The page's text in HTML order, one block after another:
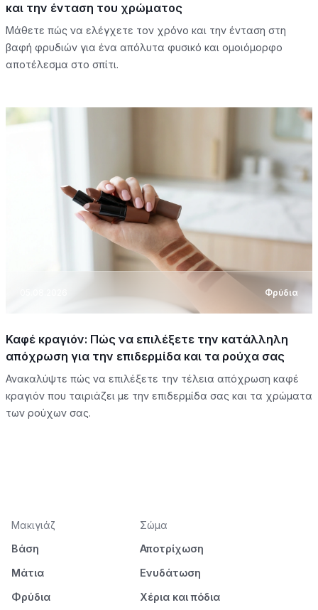
και την ένταση του χρώματος
Μάθετε πώς να ελέγχετε τον χρόνο και την ένταση στη
βαφή φρυδιών για ένα απόλυτα φυσικό και ομοιόμορφο
αποτέλεσμα στο σπίτι.
Φρύδια
Καφέ κραγιόν: Πώς να επιλέξετε την κατάλληλη
απόχρωση για την επιδερμίδα και τα ρούχα σας
Ανακαλύψτε πώς να επιλέξετε την τέλεια απόχρωση καφέ
κραγιόν που ταιριάζει με την επιδερμίδα σας και τα χρώματα
των ρούχων σας.
Μακιγιάζ
Βάση
Μάτια
Φρύδια
Σώμα
Αποτρίχωση
Ενυδάτωση
Χέρια και πόδια